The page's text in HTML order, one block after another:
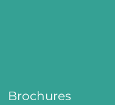
Brochures